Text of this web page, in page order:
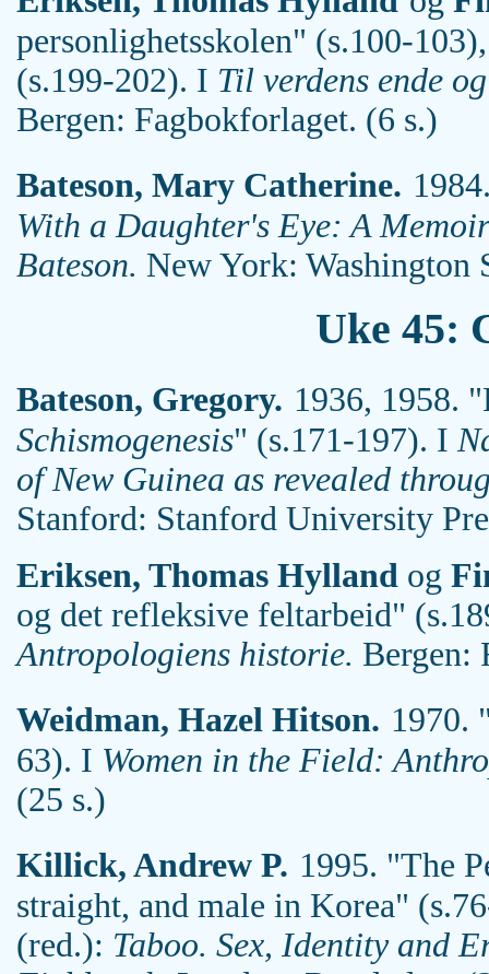
personlighetsskolen" (s.100-
(s.199-202). I Til verdens ende
Bergen: Fagbokforlaget. (6 s.)
Bateson, Mary Catherine.
With a Daughter's Eye: A
Bateson. New York: Washington
Uke 45:
Bateson, Gregory. 1936, 1958.
Schismogenesis" (s.171-197). I
of New Guinea as revealed
Stanford: Stanford University
Eriksen, Thomas Hylland og
og det refleksive feltarbeid"
Antropologiens historie. Bergen:
Weidman, Hazel Hitson. 1970.
63). I Women in the Field:
(25 s.)
Killick, Andrew P. 1995. "The
straight, and male in Korea"
(red.): Taboo. Sex, Identity and